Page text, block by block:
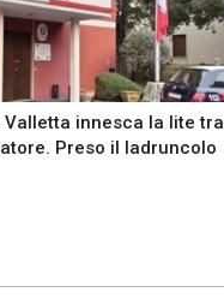
innesca la lite tra
Preso il ladruncolo